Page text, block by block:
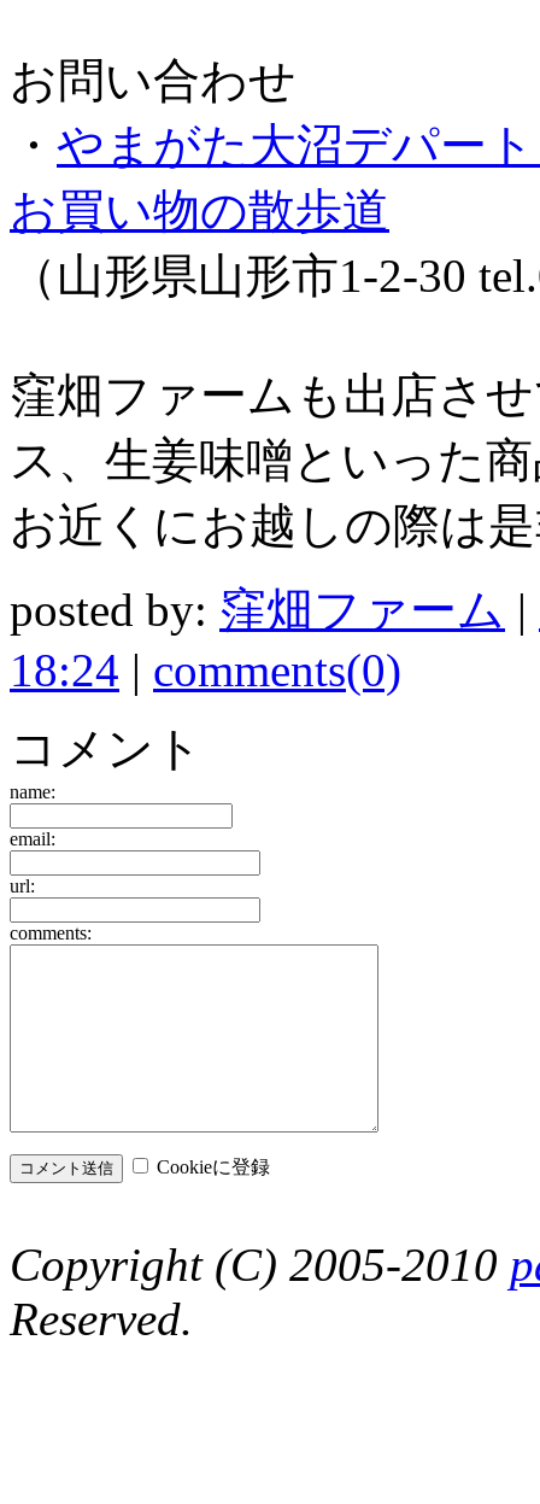
お問い合わせ
・ やまがた大沼デパー
お買い物の散歩道
（山形県山形市1-2-30
窪畑ファームも出店さ
ス、生姜味噌といった
お近くにお越しの際は
posted by: 窪畑ファーム |
18:24 | comments(0)
コメント
name:
email:
url:
comments:
Cookieに登録
Copyright (C) 2005-2010
Reserved.